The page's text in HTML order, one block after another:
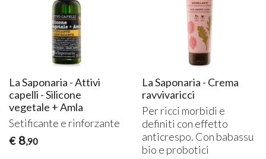
La Saponaria - Attivi
capelli - Silicone
vegetale + Amla
Setificante e rinforzante
€ 8,90
La Saponaria - Crema
ravvivaricci
Per ricci morbidi e
definiti con effetto
anticrespo. Con babassu
bio e probotici